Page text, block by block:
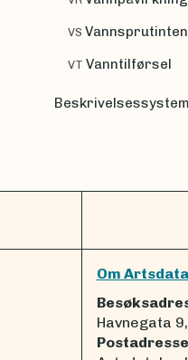
VS
VT Vanntilførsel
Beskrivelsessystem
Om
Havnegata
Postadresse